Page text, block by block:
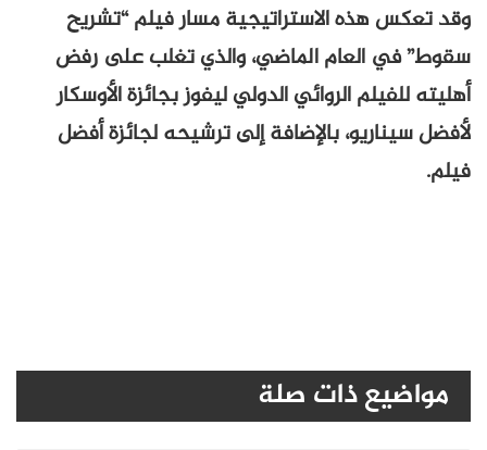
وقد تعكس هذه الاستراتيجية مسار فيلم “تشريح
سقوط” في العام الماضي، والذي تغلب على رفض
أهليته للفيلم الروائي الدولي ليفوز بجائزة الأوسكار
لأفضل سيناريو، بالإضافة إلى ترشيحه لجائزة أفضل
فيلم.
مواضيع ذات صلة